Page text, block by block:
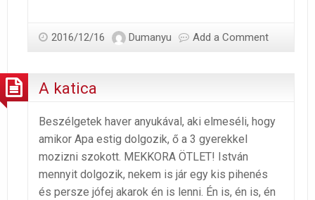
2016/12/16 Dumanyu Add a Comment
A katica
Beszélgetek haver anyukával, aki elmeséli, hogy
amikor Apa estig dolgozik, ő a 3 gyerekkel
mozizni szokott. MEKKORA ÖTLET! István
mennyit dolgozik, nekem is jár egy kis pihenés
és persze jófej akarok én is lenni. Én is, én is, én